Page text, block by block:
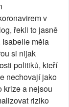
v
řekli to jasně
měla
si nijak
politiků, kteří
nechovají jako
krize a nejsou
riziko